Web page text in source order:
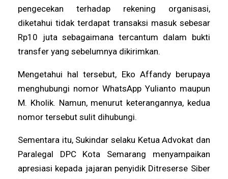
pengecekan terhadap rekening organisasi,
diketahui tidak terdapat transaksi masuk sebesar
Rp10 juta sebagaimana tercantum dalam bukti
transfer yang sebelumnya dikirimkan.
Mengetahui hal tersebut, Eko Affandy berupaya
menghubungi nomor WhatsApp Yulianto maupun
M. Kholik. Namun, menurut keterangannya, kedua
nomor tersebut sulit dihubungi.
Sementara itu, Sukindar selaku Ketua Advokat dan
Paralegal DPC Kota Semarang menyampaikan
apresiasi kepada jajaran penyidik Ditreserse Siber